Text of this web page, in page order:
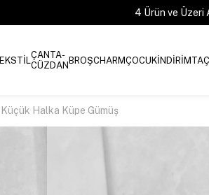
4 Ürün ve Üzeri
ÇANTA-
CÜZDANBROŞCHARMÇOCUKİNDİRİMTAÇ
Halka Küpe Gümüş